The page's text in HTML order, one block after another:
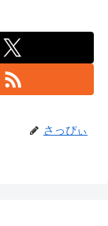
さっぴぃ